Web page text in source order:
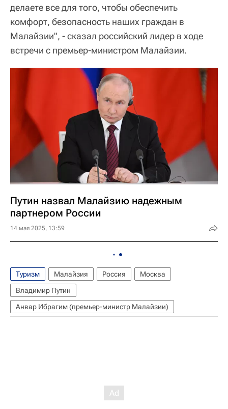
делаете все для того, чтобы обеспечить
комфорт, безопасность наших граждан в
Малайзии", - сказал российский лидер в ходе
встречи с премьер-министром Малайзии.
Путин назвал Малайзию надежным
партнером России
14 мая 2025, 13:59
Туризм Малайзия Россия
Москва
Владимир Путин
Анвар Ибрагим (премьер-министр Малайзии)